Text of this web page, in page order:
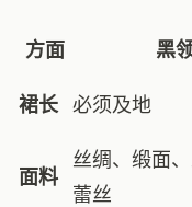
方面 黑
裙长 必须及地
面料
丝绸、缎面
蕾丝